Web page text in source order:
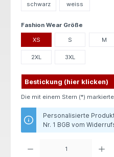
schwarz weiss
Fashion Wear Größe
XS S M
2XL 3XL
Bestickung (hier klicken)
Die mit einem Stern (*)
Personalisierte
Nr. 1 BGB vom